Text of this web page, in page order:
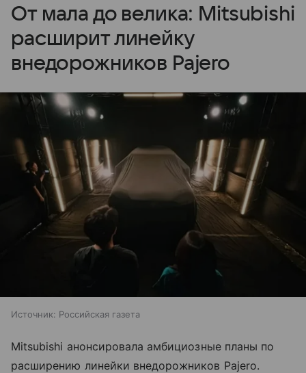
От мала до велика: Mitsubishi
расширит линейку
внедорожников Pajero
Источник: Российская газета
Mitsubishi анонсировала амбициозные планы по
расширению линейки внедорожников Pajero.